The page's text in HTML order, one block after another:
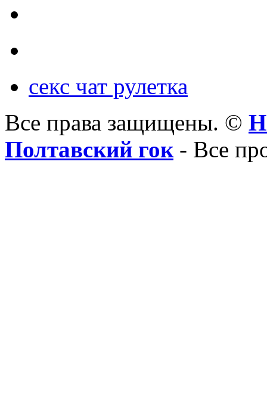
секс чат рулетка
Все права защищены. ©
Полтавский гок- Все